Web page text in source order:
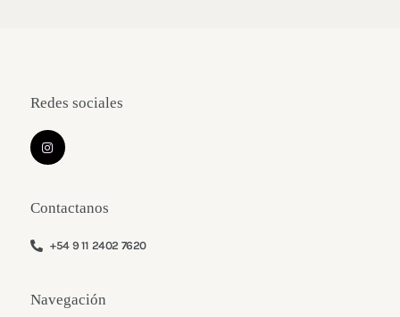
Navegación
Contactanos
+54 9 11 2402 7620
Redes sociales
I
n
r